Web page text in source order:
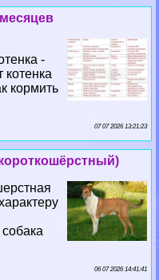
-
котенка
кормить
07 07 2026 13:21:23
06 07 2026 14:41:41